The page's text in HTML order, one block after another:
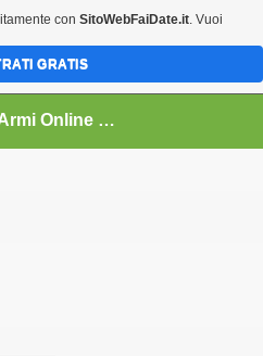
Piazza D'Armi Online - L'Aquila area accoglienza
con SitoWebFaiDate.it. Vuoi
GRATIS